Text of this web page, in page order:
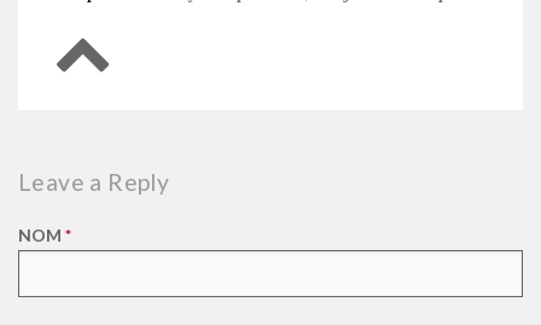
Retour en haut de page
Leave a Reply
NOM *